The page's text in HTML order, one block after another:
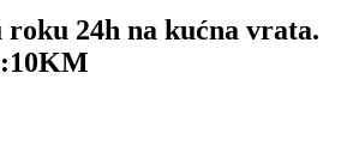
roku 24h na kućna vrata.
10KM